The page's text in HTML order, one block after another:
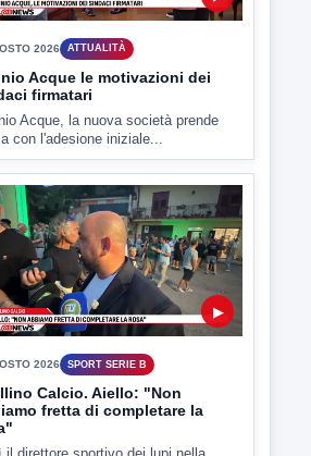
2026 ATTUALITÀ
Acque le motivazioni dei
firmatari
Acque, la nuova società prende
con l'adesione iniziale...